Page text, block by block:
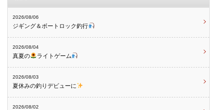
2026/08/06
ジギング＆ボートロック釣行
2026/08/04
真夏の ライトゲーム
2026/08/03
夏休みの釣りデビューに
2026/08/02